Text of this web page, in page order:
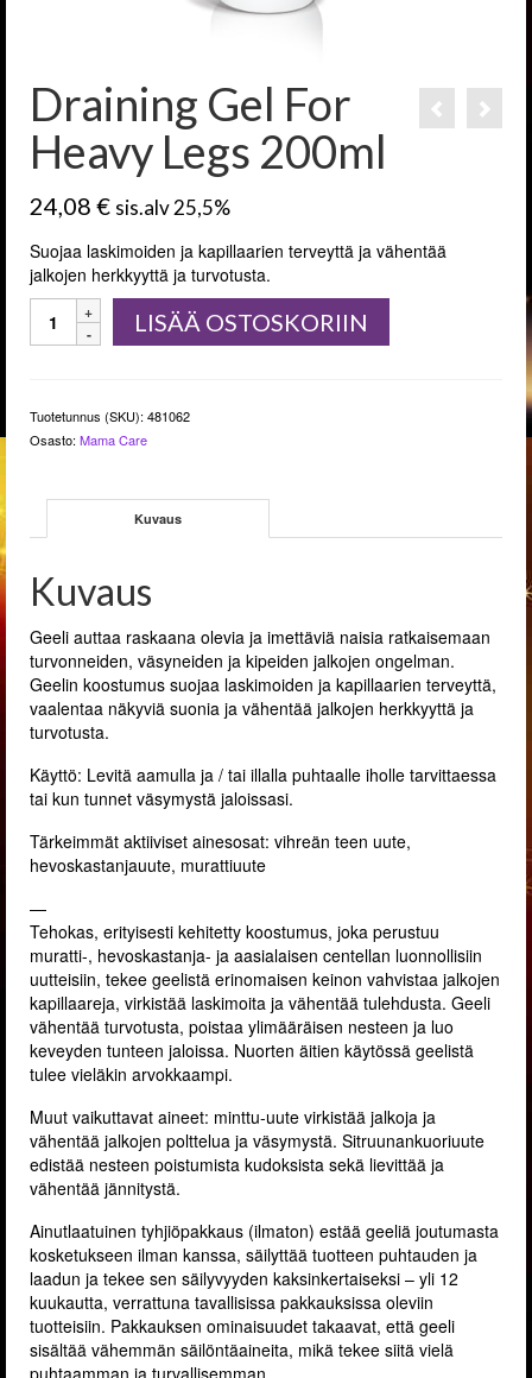
Draining Gel For
Heavy Legs 200ml
24,08 € sis.alv 25,5%
Suojaa laskimoiden ja kapillaarien terveyttä ja vähentää
jalkojen herkkyyttä ja turvotusta.
Draining
Gel
200ml
määrä
LISÄÄ OSTOSKORIIN
Tuotetunnus (SKU): 481062
Osasto: Mama Care
Kuvaus
Kuvaus
Geeli auttaa raskaana olevia ja imettäviä naisia ​​ratkaisemaan
turvonneiden, väsyneiden ja kipeiden jalkojen ongelman.
Geelin koostumus suojaa laskimoiden ja kapillaarien terveyttä,
vaalentaa näkyviä suonia ja vähentää jalkojen herkkyyttä ja
turvotusta.
Käyttö: Levitä aamulla ja / tai illalla puhtaalle iholle tarvittaessa
tai kun tunnet väsymystä jaloissasi.
Tärkeimmät aktiiviset ainesosat: vihreän teen uute,
hevoskastanjauute, murattiuute
—
Tehokas, erityisesti kehitetty koostumus, joka perustuu
muratti-, hevoskastanja- ja aasialaisen centellan luonnollisiin
uutteisiin, tekee geelistä erinomaisen keinon vahvistaa jalkojen
kapillaareja, virkistää laskimoita ja vähentää tulehdusta. Geeli
vähentää turvotusta, poistaa ylimääräisen nesteen ja luo
keveyden tunteen jaloissa. Nuorten äitien käytössä geelistä
tulee vieläkin arvokkaampi.
Muut vaikuttavat aineet: minttu-uute virkistää jalkoja ja
vähentää jalkojen polttelua ja väsymystä. Sitruunankuoriuute
edistää nesteen poistumista kudoksista sekä lievittää ja
vähentää jännitystä.
Ainutlaatuinen tyhjiöpakkaus (ilmaton) estää geeliä joutumasta
kosketukseen ilman kanssa, säilyttää tuotteen puhtauden ja
laadun ja tekee sen säilyvyyden kaksinkertaiseksi – yli 12
kuukautta, verrattuna tavallisissa pakkauksissa oleviin
tuotteisiin. Pakkauksen ominaisuudet takaavat, että geeli
sisältää vähemmän säilöntäaineita, mikä tekee siitä vielä
puhtaamman ja turvallisemman.